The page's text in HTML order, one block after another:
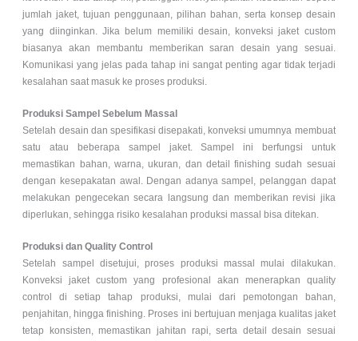
jumlah jaket, tujuan penggunaan, pilihan bahan, serta konsep desain
yang diinginkan. Jika belum memiliki desain, konveksi jaket custom
biasanya akan membantu memberikan saran desain yang sesuai.
Komunikasi yang jelas pada tahap ini sangat penting agar tidak terjadi
kesalahan saat masuk ke proses produksi.
Produksi Sampel Sebelum Massal
Setelah desain dan spesifikasi disepakati, konveksi umumnya membuat
satu atau beberapa sampel jaket. Sampel ini berfungsi untuk
memastikan bahan, warna, ukuran, dan detail finishing sudah sesuai
dengan kesepakatan awal. Dengan adanya sampel, pelanggan dapat
melakukan pengecekan secara langsung dan memberikan revisi jika
diperlukan, sehingga risiko kesalahan produksi massal bisa ditekan.
Produksi dan Quality Control
Setelah sampel disetujui, proses produksi massal mulai dilakukan.
Konveksi jaket custom yang profesional akan menerapkan quality
control di setiap tahap produksi, mulai dari pemotongan bahan,
penjahitan, hingga finishing. Proses ini bertujuan menjaga kualitas jaket
tetap konsisten, memastikan jahitan rapi, serta detail desain sesuai